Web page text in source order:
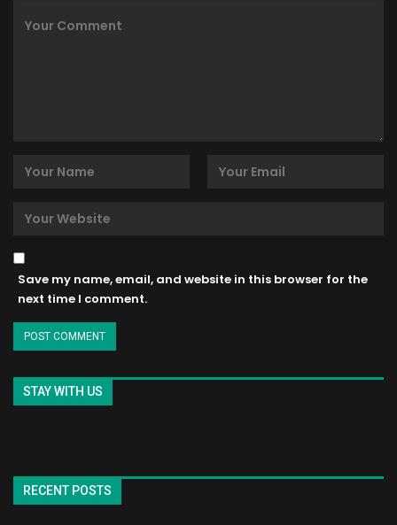
Save my name, email, and website in this browser for the
next time I comment.
STAY WITH US
RECENT POSTS